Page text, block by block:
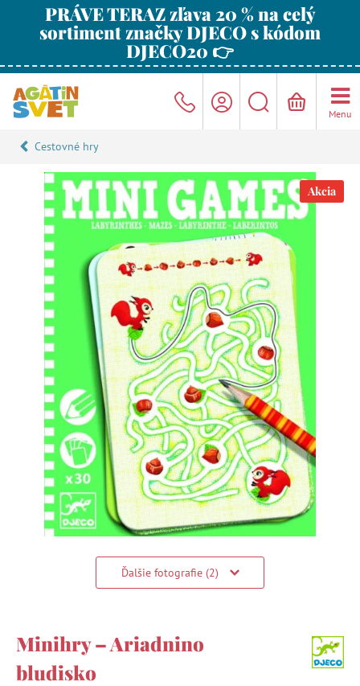
PRÁVE TERAZ zľava 20 % na celý
sortiment značky DJECO s kódom
DJECO20 👉
Menu
Cestovné hry
Akcia
Ďalšie fotografie (2)
Minihry – Ariadnino
bludisko